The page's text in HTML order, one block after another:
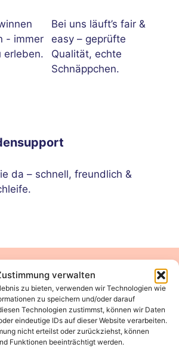
verwalten
zu bieten, verwenden wir Technologien wie
zu speichern und/oder darauf
Technologien zustimmst, können wir Daten
eindeutige IDs auf dieser Website verarbeiten.
nicht erteilst oder zurückziehst, können
Funktionen beeinträchtigt werden.
- immer
erleben.
Bei uns läuft’s fair &
easy – geprüfte
Qualität, echte
Schnäppchen.
da – schnell, freundlich &
Sie uns!
auf dem Laufenden!